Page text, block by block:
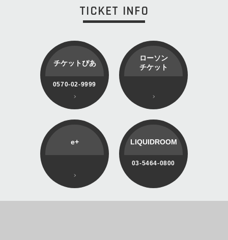
TICKET INFO
チケットぴあ
0570-02-9999
ローソン
チケット
e+ LIQUIDROOM
03-5464-0800